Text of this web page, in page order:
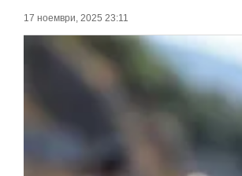
17 ноември, 2025 23:11